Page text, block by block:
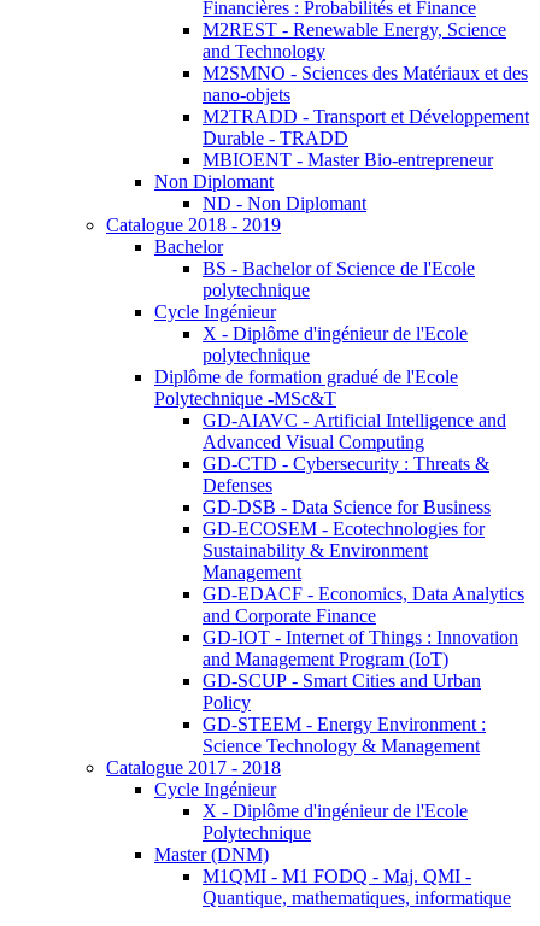
Financières : Probabilités et Finance
M2REST - Renewable Energy, Science
and Technology
M2SMNO - Sciences des Matériaux et des
nano-objets
M2TRADD - Transport et Développement
Durable - TRADD
MBIOENT - Master Bio-entrepreneur
Non Diplomant
ND - Non Diplomant
Catalogue 2018 - 2019
Bachelor
BS - Bachelor of Science de l'Ecole
polytechnique
Cycle Ingénieur
X - Diplôme d'ingénieur de l'Ecole
polytechnique
Diplôme de formation gradué de l'Ecole
Polytechnique -MSc&T
GD-AIAVC - Artificial Intelligence and
Advanced Visual Computing
GD-CTD - Cybersecurity : Threats &
Defenses
GD-DSB - Data Science for Business
GD-ECOSEM - Ecotechnologies for
Sustainability & Environment
Management
GD-EDACF - Economics, Data Analytics
and Corporate Finance
GD-IOT - Internet of Things : Innovation
and Management Program (IoT)
GD-SCUP - Smart Cities and Urban
Policy
GD-STEEM - Energy Environment :
Science Technology & Management
Catalogue 2017 - 2018
Cycle Ingénieur
X - Diplôme d'ingénieur de l'Ecole
Polytechnique
Master (DNM)
M1QMI - M1 FODQ - Maj. QMI -
Quantique, mathematiques, informatique